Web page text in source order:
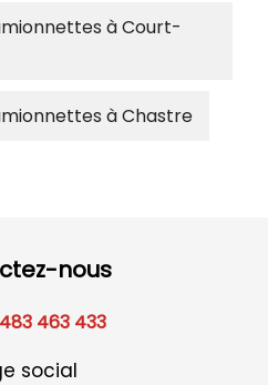
à Court-
à Chastre
nous
463 433
social